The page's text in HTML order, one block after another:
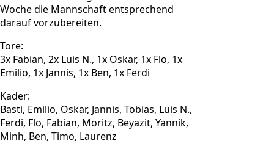
Woche die Mannschaft entsprechend
darauf vorzubereiten.
Tore:
3x Fabian, 2x Luis N., 1x Oskar, 1x Flo, 1x
Emilio, 1x Jannis, 1x Ben, 1x Ferdi
Kader:
Basti, Emilio, Oskar, Jannis, Tobias, Luis N.,
Ferdi, Flo, Fabian, Moritz, Beyazit, Yannik,
Minh, Ben, Timo, Laurenz